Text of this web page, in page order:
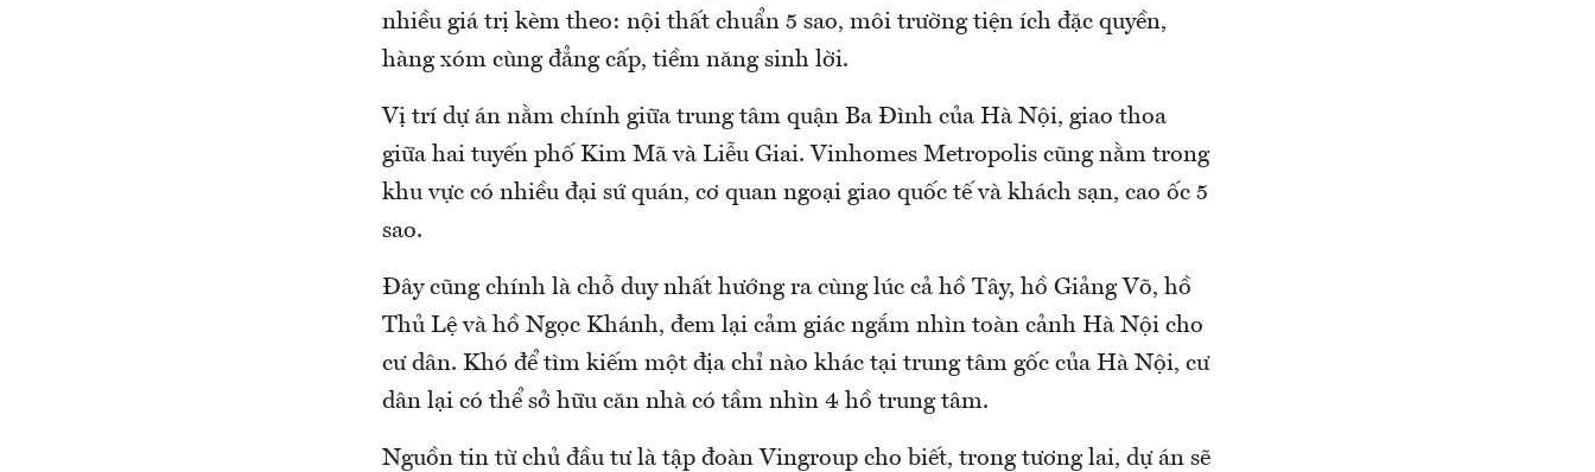
nhiều giá trị kèm theo: nội thất chuẩn 5 sao, môi trường tiện ích đặc quyền,
hàng xóm cùng đẳng cấp, tiềm năng sinh lời.
Vị trí dự án nằm chính giữa trung tâm quận Ba Đình của Hà Nội, giao thoa
giữa hai tuyến phố Kim Mã và Liễu Giai. Vinhomes Metropolis cũng nằm trong
khu vực có nhiều đại sứ quán, cơ quan ngoại giao quốc tế và khách sạn, cao ốc 5
sao.
Đây cũng chính là chỗ duy nhất hướng ra cùng lúc cả hồ Tây, hồ Giảng Võ, hồ
Thủ Lệ và hồ Ngọc Khánh, đem lại cảm giác ngắm nhìn toàn cảnh Hà Nội cho
cư dân. Khó để tìm kiếm một địa chỉ nào khác tại trung tâm gốc của Hà Nội, cư
dân lại có thể sở hữu căn nhà có tầm nhìn 4 hồ trung tâm.
Nguồn tin từ chủ đầu tư là tập đoàn Vingroup cho biết, trong tương lai, dự án sẽ